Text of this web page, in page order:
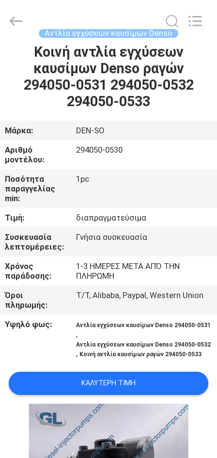
ΠΡΟΪΌΝΤΑ
ΣΧΕΤΙΚΆ
ΜΕ
ΕΜΆΣ
ΣΤΟ
ΕΡΓΟΣΤΆΣΙΟ
ΈΛΕΓΧΟΣ
ΠΟΙΌΤΗΤΑΣ
ΖΗΤΉΣΤΕ
SITEMAP
ΠΟΛΙΤΙΚΉ
ΑΠΟΡΡΉΤΟΥ
Parts
Αντλία εγχύσεων καυσίμων Denso
Κοινή αντλία εγχύσεων
καυσίμων Denso ραγών
294050-0531 294050-0532
294050-0533
Μάρκα:
DEN-SO
Αριθμό
μοντέλου:
294050-0530
Ποσότητα
παραγγελίας
min:
1pc
Τιμή:
διαπραγματεύσιμα
Συσκευασία
λεπτομέρειες:
Γνήσια συσκευασία
Χρόνος
παράδοσης:
1-3 ΗΜΕΡΕΣ ΜΕΤΑ ΑΠΌ ΤΗΝ
ΠΛΗΡΩΜΗ
Όροι
πληρωμής:
T/T, Alibaba, Paypal, Western Union
Υψηλό φως: Αντλία εγχύσεων καυσίμων Denso 294050-0531
,
Αντλία εγχύσεων καυσίμων Denso 294050-0532
, Κοινή αντλία καυσίμων ραγών 294050-0533
ΚΑΛΎΤΕΡΗ ΤΙΜΉ